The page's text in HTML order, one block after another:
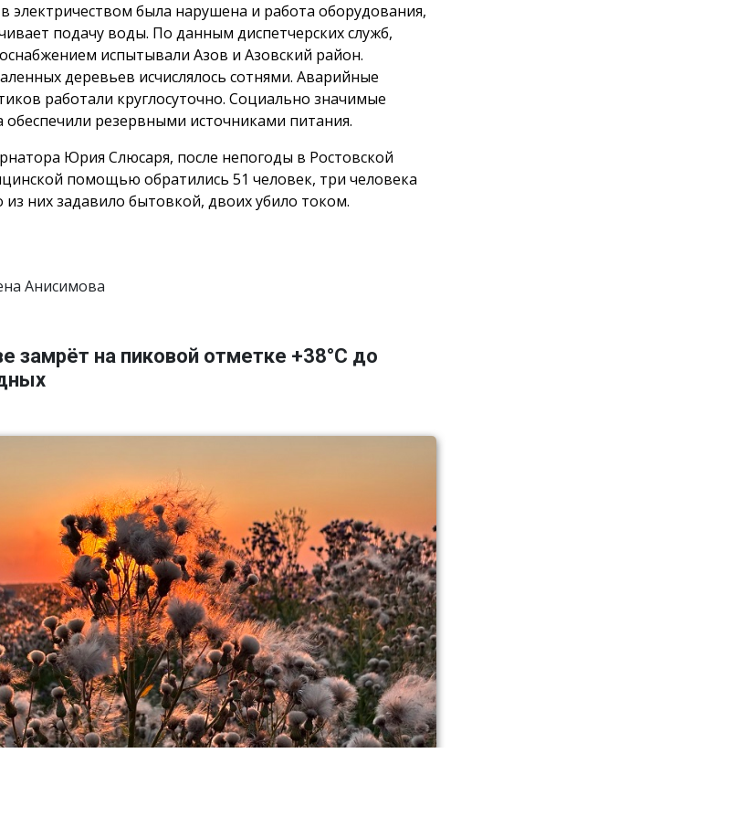
электричеством была нарушена и работа оборудования,
подачу воды. По данным диспетчерских служб,
испытывали Азов и Азовский район.
деревьев исчислялось сотнями. Аварийные
работали круглосуточно. Социально значимые
резервными источниками питания.
Юрия Слюсаря, после непогоды в Ростовской
помощью обратились 51 человек, три человека
из них задавило бытовкой, двоих убило током.
Анисимова
замрёт на пиковой отметке +38°С до